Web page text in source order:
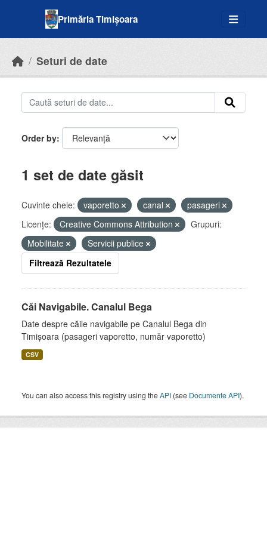
Primăria Timișoara
Seturi de date
Order by
1 set de date găsit
Cuvinte cheie: vaporetto canal
pasageri
Licenţe:
Creative Commons Attribution
Grupuri:
Mobilitate
Servicii publice
Filtrează Rezultatele
Căi Navigabile. Canalul Bega
Date despre căile navigabile pe Canalul Bega din
Timișoara (pasageri vaporetto, număr vaporetto)
CSV
You can also access this registry using theAPI (see Documente API).